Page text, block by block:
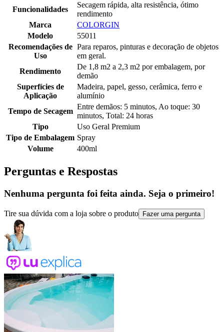
Funcionalidades
Secagem rápida, alta resistência, ótimo
rendimento
Marca
COLORGIN
Modelo
55011
Recomendações de
Uso
Para reparos, pinturas e decoração de objetos
em geral.
Rendimento
De 1,8 m2 a 2,3 m2 por embalagem, por
demão
Superfícies de
Aplicação
Madeira, papel, gesso, cerâmica, ferro e
alumínio
Tempo de Secagem
Entre demãos: 5 minutos, Ao toque: 30
minutos, Total: 24 horas
Tipo
Uso Geral Premium
Tipo de Embalagem Spray
Volume
400ml
Perguntas e Respostas
Nenhuma pergunta foi feita ainda. Seja o primeiro!
Tire sua dúvida com a loja sobre o produto Fazer uma pergunta